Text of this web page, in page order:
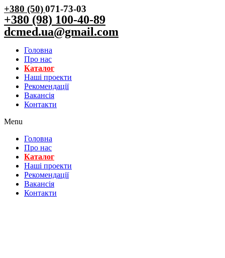
+380 (50)071-73-03
+380 (98) 100-40-89
dcmed.ua@gmail.com
Головна
Про нас
Каталог
Нашi проекти
Рекомендації
Вакансiя
Контакти
Menu
Головна
Про нас
Каталог
Нашi проекти
Рекомендації
Вакансiя
Контакти